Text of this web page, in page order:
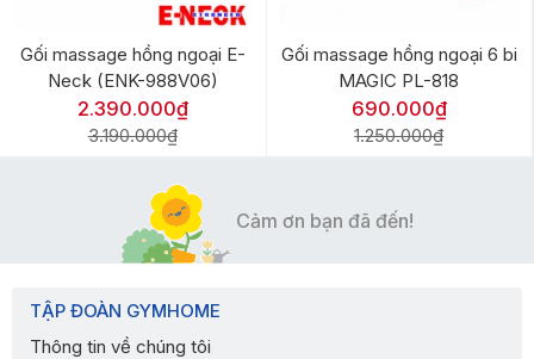
Gối massage hồng ngoại E-
Neck (ENK-988V06)
2.390.000₫
3.190.000₫
Gối massage hồng ngoại 6 bi
MAGIC PL-818
690.000₫
1.250.000₫
Cảm ơn bạn đã đến!
TẬP ĐOÀN GYMHOME
Thông tin về chúng tôi